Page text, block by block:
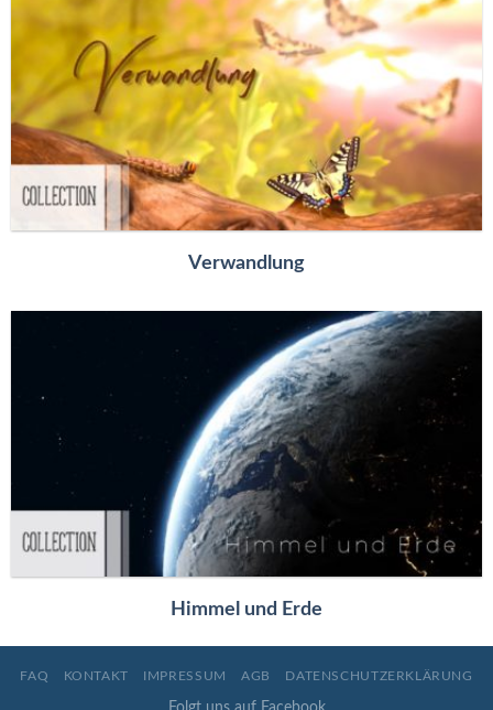
Verwandlung
Himmel und Erde
FAQ KONTAKT IMPRESSUM AGB DATENSCHUTZERKLÄRUNG